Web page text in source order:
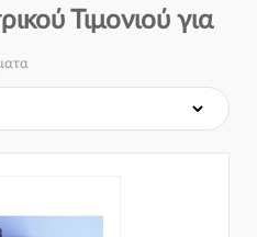
Τιμονιού για